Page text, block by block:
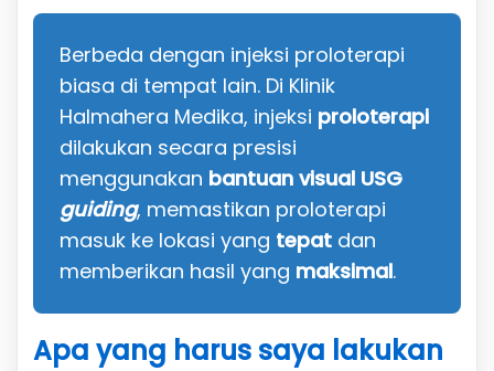
Berbeda dengan injeksi proloterapi
biasa di tempat lain. Di Klinik
Halmahera Medika, injeksi proloterapi
dilakukan secara presisi
menggunakan bantuan visual USG
guiding, memastikan proloterapi
masuk ke lokasi yang tepat dan
memberikan hasil yang maksimal.
Apa yang harus saya lakukan